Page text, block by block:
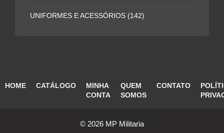
UNIFORMES E ACESSÓRIOS (142)
HOME CATÁLOGO
MINHA
CONTA
QUEM
SOMOS
CONTATO
© 2026 MP Militaria